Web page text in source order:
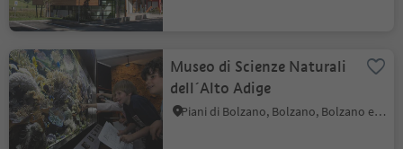
Museo di Scienze Naturali
dell´Alto Adige
Piani di Bolzano, Bolzano, Bolzano e dintorni